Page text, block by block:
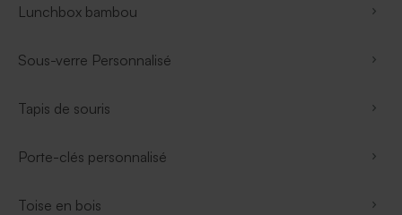
Lunchbox bambou
Sous-verre Personnalisé
Tapis de souris
Porte-clés personnalisé
Toise en bois